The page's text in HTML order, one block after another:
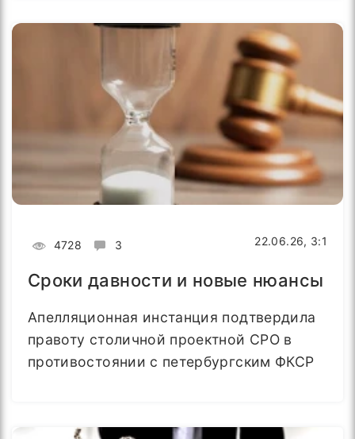
4728 3 22.06.26, 3:1
Сроки давности и новые нюансы
Апелляционная инстанция подтвердила
правоту столичной проектной СРО в
противостоянии с петербургским ФКСР